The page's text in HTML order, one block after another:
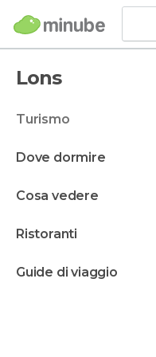
Lons
turismo
dove dormire
cosa vedere
ristoranti
guide di viaggio